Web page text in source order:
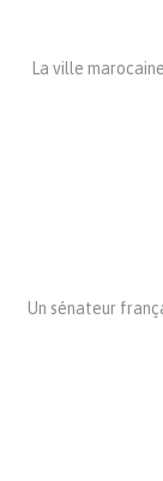
La ville
Un sénateur